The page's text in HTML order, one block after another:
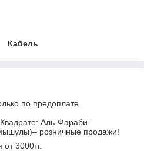
Кабель
по предоплате.
Аль-Фараби-
розничные продажи!
3000тг.